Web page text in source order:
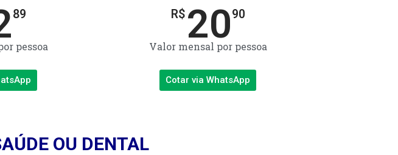
89
pessoa
R$ 2090
Valor mensal por pessoa
Cotar via WhatsApp
OU DENTAL